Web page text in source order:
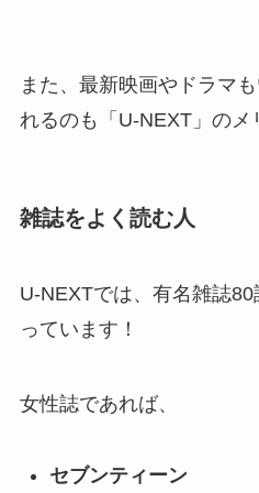
また、最新映画やドラマ
れるのも「U-NEXT」のメ
雑誌をよく読む人
U-NEXTでは、有名雑誌
っています！
女性誌であれば、
セブンティーン